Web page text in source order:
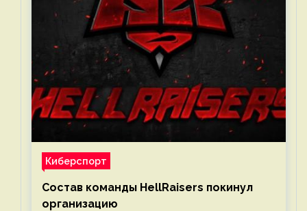
Киберспорт
Состав команды HellRaisers покинул
организацию